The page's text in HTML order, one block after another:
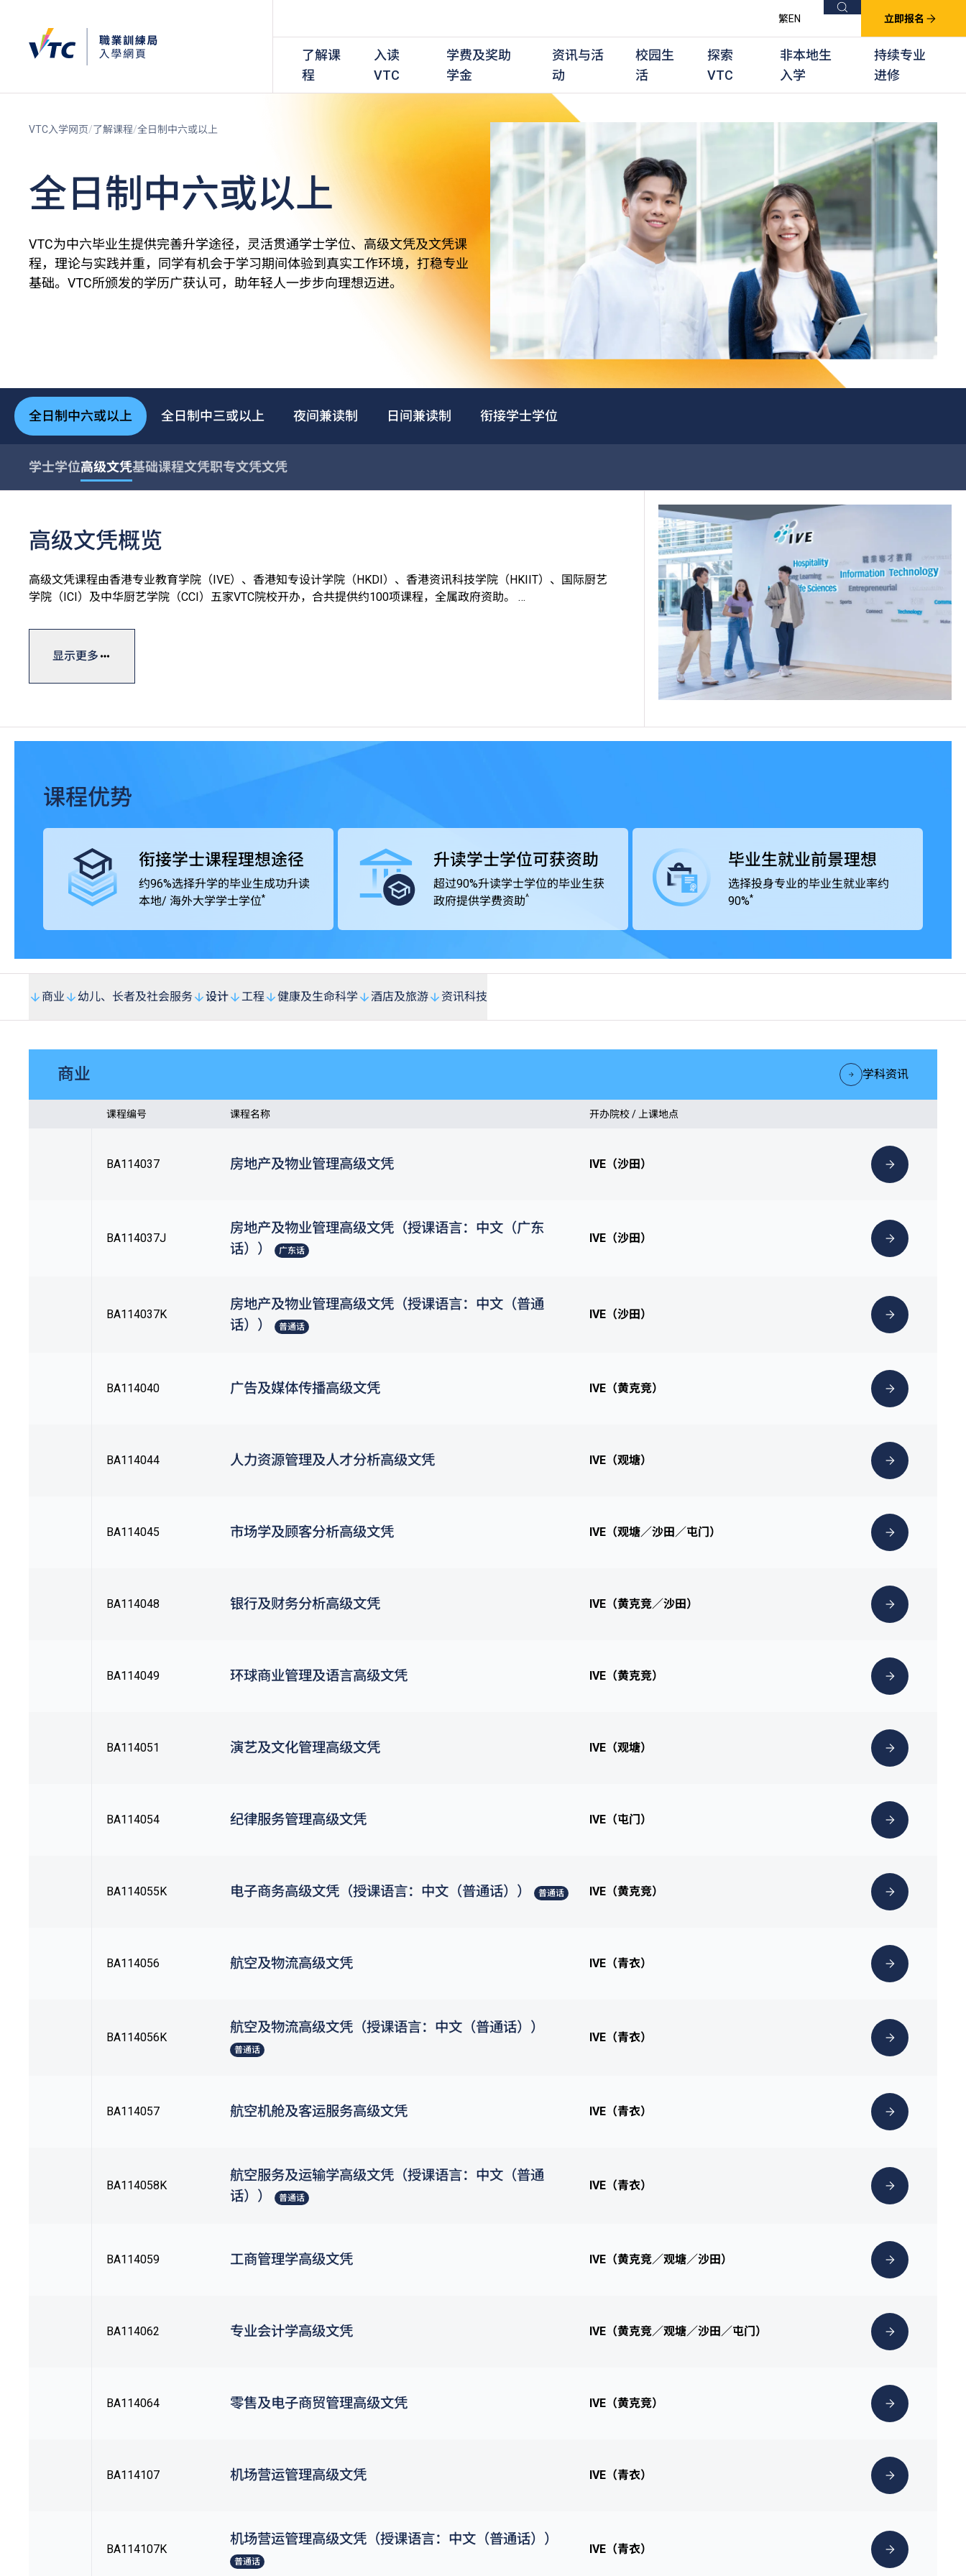
繁EN 搜索 立即报名
了解课
程
职前培训课程
全日制中六或以上
全日制中三或以上
衔接学士学位
在职培训课程
持续专业进修
夜间兼读制
日间兼读制
学历程度
学士学位
证书
其他课程
应用学习课程
社群培训计划
其他专业课程
专业考试及认可
学徒及其他训练计划
入读
VTC
全日制中六或以上
全日制中三或以上
衔接学士学位
在职培训
持续专业进修
夜间兼读制
日间兼读制
学费及奖助
学金
学费及资助
全日制中六或以上
全日制中三或以上
日间兼读制
奖学金
奖学金及奖励计划
资讯与活
动
校园生
活
探索
VTC
非本地生
入学
持续专业
进修
VTC入学网页 了解课程 全日制中六或以上
全日制中六或以上
VTC为中六毕业生提供完善升学途径，灵活贯通学士学位、高级文凭及文凭课
程，理论与实践并重，同学有机会于学习期间体验到真实工作环境，打稳专业
基础。VTC所颁发的学历广获认可，助年轻人一步步向理想迈进。
全日制中六或以上 全日制中三或以上 夜间兼读制 日间兼读制 衔接学士学位
学士学位高级文凭基础课程文凭职专文凭文凭
高级文凭概览
高级文凭课程由香港专业教育学院（IVE）、香港知专设计学院（HKDI）、香港资讯科技学院（HKIIT）、国际厨艺
学院（ICI）及中华厨艺学院（CCI）五家VTC院校开办，合共提供约100项课程，全属政府资助。
高级文凭一般修读期为两年，课程理论与实践并重，能配合学生不同的兴趣和能力需要，并提供实习机会协助他们累
积相关专业领域的实战经验，以紧贴人力市场需求。
毕业生可升读本地及海外大学 / 院校开办的学士学位课程，包括由VTC机构成员THEi高科院提供的衔接学位课程、
显示更多
课程优势
衔接学士课程理想途径
约96%选择升学的毕业生成功升读
本地/ 海外大学学士学位*
升读学士学位可获资助
超过90%升读学士学位的毕业生获
政府提供学费资助^
毕业生就业前景理想
选择投身专业的毕业生就业率约
90%*
商业 幼儿、长者及社会服务 设计 工程 健康及生命科学 酒店及旅游 资讯科技
商业 学科资讯
课程编号 课程名称 开办院校 / 上课地点
BA114037 房地产及物业管理高级文凭 IVE（沙田）
BA114037J
房地产及物业管理高级文凭（授课语言：中文（广东
话）） 广东话
IVE（沙田）
BA114037K
房地产及物业管理高级文凭（授课语言：中文（普通
话）） 普通话
IVE（沙田）
BA114040 广告及媒体传播高级文凭 IVE（黄克竞）
BA114044 人力资源管理及人才分析高级文凭 IVE（观塘）
BA114045 市场学及顾客分析高级文凭 IVE（观塘／沙田／屯门）
BA114048 银行及财务分析高级文凭 IVE（黄克竞／沙田）
BA114049 环球商业管理及语言高级文凭 IVE（黄克竞）
BA114051 演艺及文化管理高级文凭 IVE（观塘）
BA114054 纪律服务管理高级文凭 IVE（屯门）
BA114055K 电子商务高级文凭（授课语言：中文（普通话）） 普通话 IVE（黄克竞）
BA114056 航空及物流高级文凭 IVE（青衣）
BA114056K
航空及物流高级文凭（授课语言：中文（普通话））
普通话
IVE（青衣）
BA114057 航空机舱及客运服务高级文凭 IVE（青衣）
BA114058K
航空服务及运输学高级文凭（授课语言：中文（普通
话）） 普通话
IVE（青衣）
BA114059 工商管理学高级文凭 IVE（黄克竞／观塘／沙田）
BA114062 专业会计学高级文凭 IVE（黄克竞／观塘／沙田／屯门）
BA114064 零售及电子商贸管理高级文凭 IVE（黄克竞）
BA114107 机场营运管理高级文凭 IVE（青衣）
BA114107K
机场营运管理高级文凭（授课语言：中文（普通话））
普通话
IVE（青衣）